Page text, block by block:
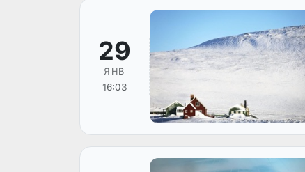
29
ЯНВ
16:03